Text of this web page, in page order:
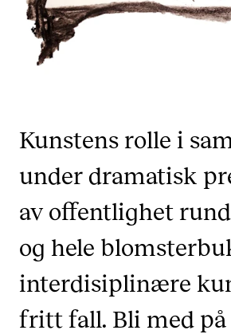
Semesterregistrering
Si ifra!
Velferd og helse
Mangfold og likestilling
AKTUELT
Kunstens rolle i
under dramatisk
av offentlighet
og hele
interdisiplinære
fritt fall. Bli med på